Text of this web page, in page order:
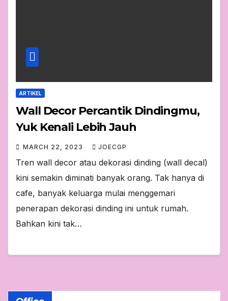
ARTIKEL
Wall Decor Percantik Dindingmu,
Yuk Kenali Lebih Jauh
MARCH 22, 2023 JOECGP
Tren wall decor atau dekorasi dinding (wall decal)
kini semakin diminati banyak orang. Tak hanya di
cafe, banyak keluarga mulai menggemari
penerapan dekorasi dinding ini untuk rumah.
Bahkan kini tak…